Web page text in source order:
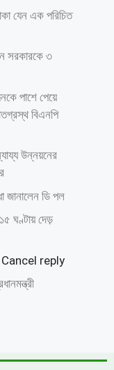
যেন এক পরিচিত
সরকারকে ৩
পাশে পেয়ে
বিএনপি
উন্নয়নের
জানালেন ডি পল
ঘণ্টায় দেড়
reply